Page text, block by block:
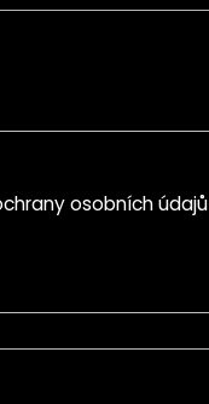
osobních údajů